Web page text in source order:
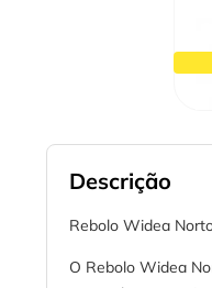
Descrição
Rebolo Widea
O Rebolo Widea